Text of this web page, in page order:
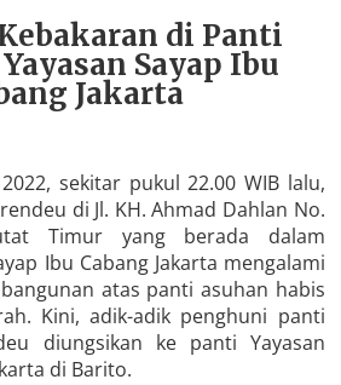
di Panti
Sayap Ibu
Jakarta
sekitar pukul 22.00 WIB lalu,
di Jl. KH. Ahmad Dahlan No.
Timur yang berada dalam
Ibu Cabang Jakarta mengalami
atas panti asuhan habis
Kini, adik-adik penghuni panti
diungsikan ke panti Yayasan
di Barito.